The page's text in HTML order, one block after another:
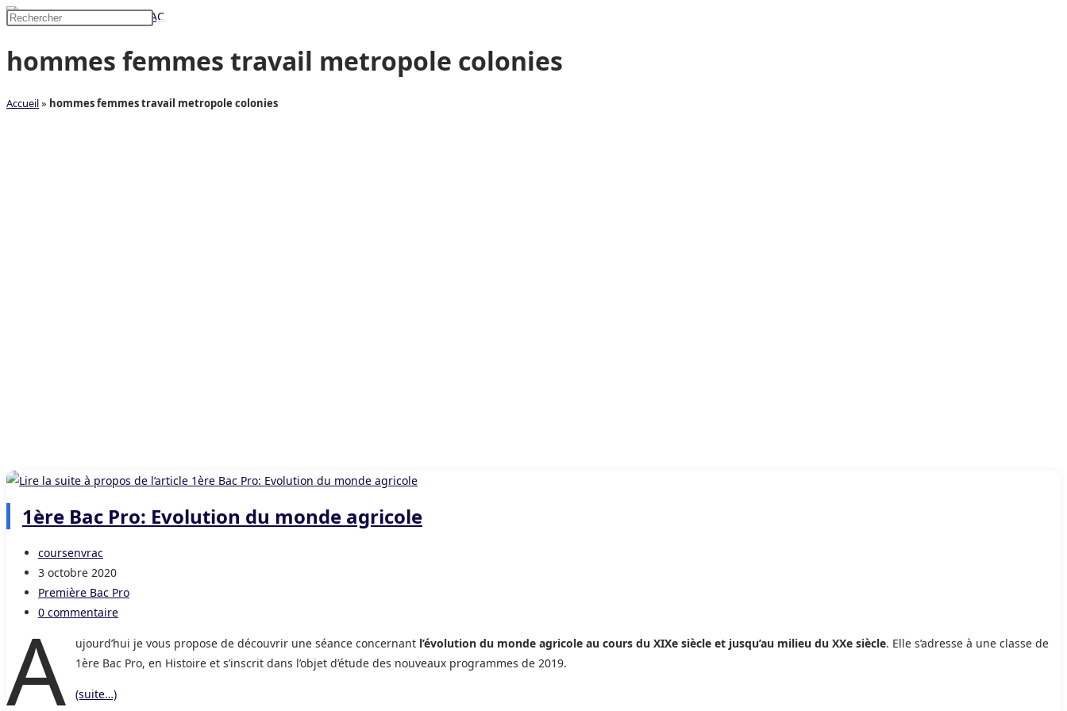
Skip
content
Rechercher
ce
site
hommes femmes travail metropole colonies
Accueil» hommes femmes travail metropole colonies
1ère Bac Pro: Evolution du monde agricole
Auteur/autrice
de
la
publication :
coursenvrac
Publication
publiée :
3 octobre 2020
Post
category:
Première Bac Pro
Commentaires
la
publication :
0 commentaire
A ujourd’hui je vous propose de découvrir une séance concernant l’évolution du monde agricole au cours du XIXe siècle et jusqu’au milieu du XXe siècle. Elle s’adresse à une classe de
1ère Bac Pro, en Histoire et s’inscrit dans l’objet d’étude des nouveaux programmes de 2019.
(suite…)